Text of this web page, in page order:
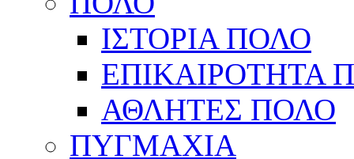
ΙΣΤΟΡΙΑ ΠΟΛΟ
ΕΠΙΚΑΙΡΟΤΗΤΑ
ΑΘΛΗΤΕΣ ΠΟΛΟ
ΠΥΓΜΑΧΙΑ